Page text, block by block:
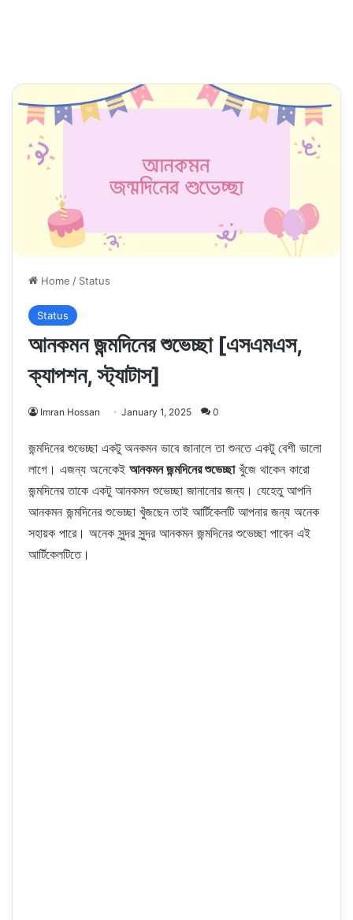
Home / Status
Status
আনকমন জন্মদিনের শুভেচ্ছা [এসএমএস,
ক্যাপশন, স্ট্যাটাস]
Imran Hossan January 1, 2025 0
জন্মদিনের শুভেচ্ছা একটু অনকমন ভাবে জানালে তা শুনতে একটু বেশী ভালো
লাগে। এজন্য অনেকেই আনকমন জন্মদিনের শুভেচ্ছাখুঁজে থাকেন কারো
জন্মদিনের তাকে একটু আনকমন শুভেচ্ছা জানানোর জন্য। যেহেতু আপনি
আনকমন জন্মদিনের শুভেচ্ছা খুঁজছেন তাই আর্টিকেলটি আপনার জন্য অনেক
সহায়ক পারে। অনেক সুন্দর সুন্দর আনকমন জন্মদিনের শুভেচ্ছা পাবেন এই
আর্টিকেলটিতে।